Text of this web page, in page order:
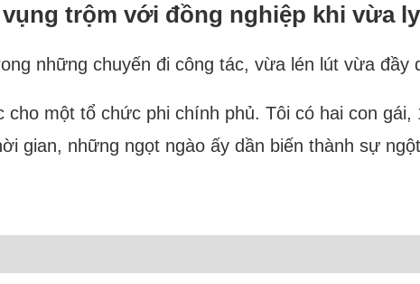
trộm với đồng nghiệp khi vừa
những chuyến đi công tác, vừa lén lút vừa
cho một tổ chức phi chính phủ. Tôi có hai con
gian, những ngọt ngào ấy dần biến thành sự